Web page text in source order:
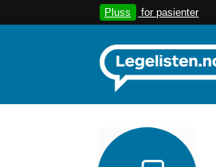
Pluss for pasienter